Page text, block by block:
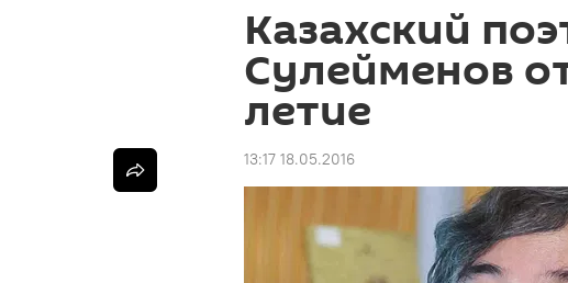
Казахский
Сулейменов
летие
13:17 18.05.2016